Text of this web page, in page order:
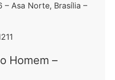
– Asa Norte, Brasília –
Homem –